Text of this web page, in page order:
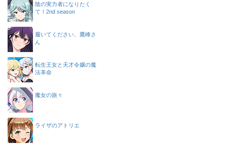
陰の実力者になりたく
て！2nd season
履いてください、鷹峰さ
ん
転生王女と天才令嬢の魔
法革命
魔女の旅々
ライザのアトリエ